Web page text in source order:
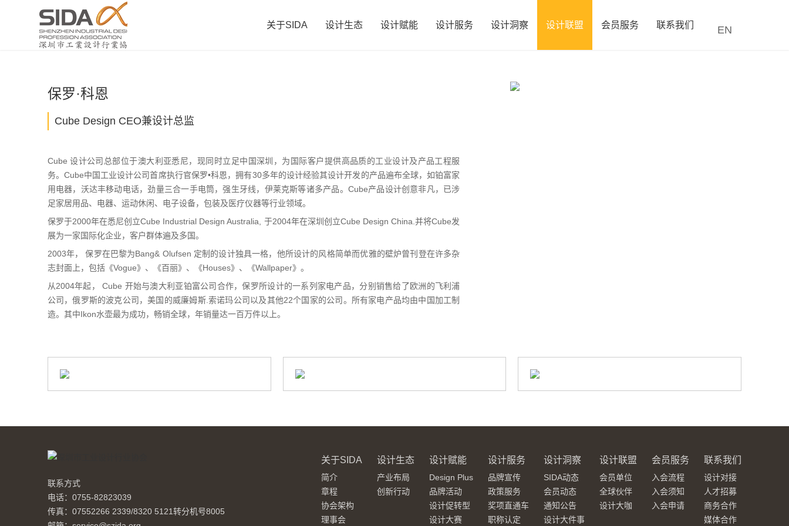
关于SIDA 设计生态 设计赋能 设计服务 设计洞察 设计联盟 会员服务 联系我们 EN
保罗·科恩
Cube Design CEO兼设计总监
Cube 设计公司总部位于澳大利亚悉尼，现同时立足中国深圳，为国际客户提供高品质的工业设计及产品工程服
务。Cube中国工业设计公司首席执行官保罗•科恩，拥有30多年的设计经验其设计开发的产品遍布全球，如铂富家
用电器，沃达丰移动电话，劲量三合一手电筒，强生牙线，伊莱克斯等诸多产品。Cube产品设计创意非凡，已涉
足家居用品、电器、运动休闲、电子设备，包装及医疗仪器等行业领域。
保罗于2000年在悉尼创立Cube Industrial Design Australia, 于2004年在深圳创立Cube Design China.并将Cube发
展为一家国际化企业，客户群体遍及多国。
2003年， 保罗在巴黎为Bang& Olufsen 定制的设计独具一格，他所设计的风格简单而优雅的壁炉曾刊登在许多杂
志封面上，包括《Vogue》、《百丽》、《Houses》、《Wallpaper》。
从2004年起， Cube 开始与澳大利亚铂富公司合作，保罗所设计的一系列家电产品，分别销售给了欧洲的飞利浦
公司，俄罗斯的波克公司，美国的威廉姆斯.索诺玛公司以及其他22个国家的公司。所有家电产品均由中国加工制
造。其中Ikon水壶最为成功，畅销全球，年销量达一百万件以上。
关于SIDA
简介
章程
协会架构
理事会
设计生态
产业布局
创新行动
设计赋能
Design Plus
品牌活动
设计促转型
设计大赛
设计服务
品牌宣传
政策服务
奖项直通车
职称认定
设计洞察
SIDA动态
会员动态
通知公告
设计大件事
设计联盟
会员单位
全球伙伴
设计大咖
会员服务
入会流程
入会须知
入会申请
联系我们
设计对接
人才招募
商务合作
媒体合作
联系方式
电话：0755-82823039
传真：07552266 2339/8320 5121转分机号8005